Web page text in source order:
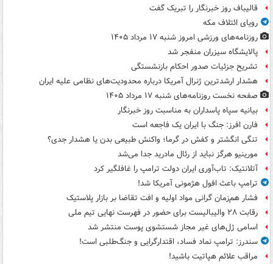
قالیباف روز خبرنگار را تبریک گفت
رویای ائتلاف مکه
روزنامه‌های ورزشی امروز ‌شنبه ۱۷ مرداد ۱۴۰۵
پالایشگاه سیزران منفجر شد
تشریح جزئیات صدور احکام بازنشستگی
هشدار ارشدترین ژنرال آمریکا درباره محدودیت‌های نظامی علیه ایران
صفحه نخست روزنامه‌های شنبه ۱۷ مرداد ۱۴۰۵
بیانیه سپاه پاسداران به مناسبت روز خبرنگار
فارن افرز: جنگ با ایران یک فاجعه است
تنگی انگشتر و کفش در گرما؛ واکنش طبیعی بدن یا هشدار جدی؟
مورینیو هرگز نباید از رئال مادرید جدا می‌شد
آتلانتیک: تاب‌آوری ایران دولت ترامپ را غافلگیر کرد
ترامپ باعث افول هژمونی آمریکا شد!
فشار هم‌زمان گرانی مواد اولیه و افت تقاضا بر بازار پلاستیک
رقابت ۲۸ والیبالیست برای حضور در فهرست نهایی تیم ملی
اسامی ژل‌های غیر مجاز شستشوی پوست منتشر شد
سندرز: ترامپ نماد فساد، اقتدارگرایی و جنگ‌طلبی است!
مراقب علائم هپاتیت باشید!